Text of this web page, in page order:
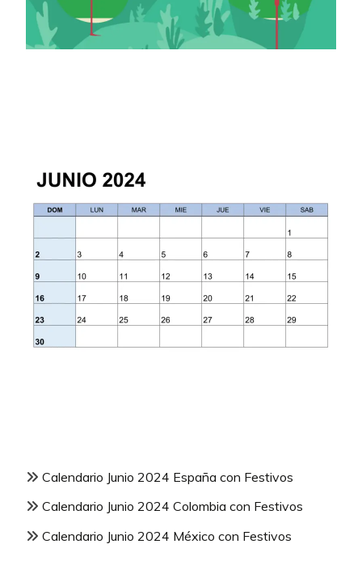
Calendario Junio 2024 España con Festivos
Calendario Junio 2024 Colombia con Festivos
Calendario Junio 2024 México con Festivos